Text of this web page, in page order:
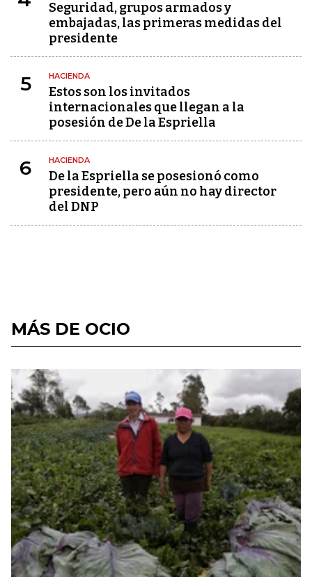
Seguridad, grupos armados y
embajadas, las primeras medidas del
presidente
5 HACIENDA
Estos son los invitados
internacionales que llegan a la
posesión de De la Espriella
6 HACIENDA
De la Espriella se posesionó como
presidente, pero aún no hay director
del DNP
MÁS DE OCIO